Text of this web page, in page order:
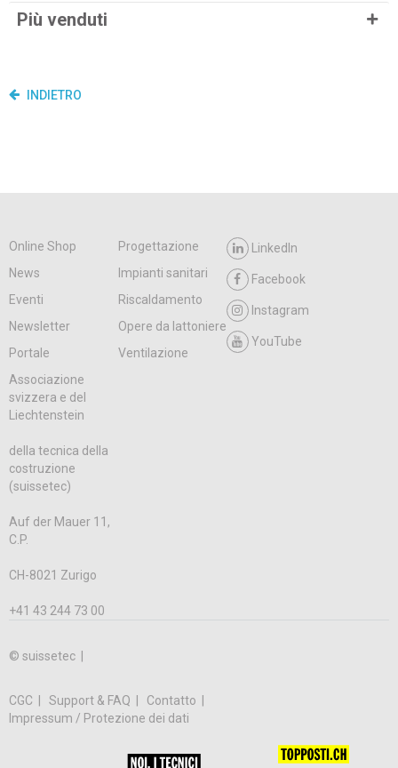
Più venduti
INDIETRO
Online Shop
Progettazione
News
Impianti sanitari
Eventi
Riscaldamento
Newsletter
Opere da lattoniere
Portale
Ventilazione
LinkedIn
Facebook
Instagram
YouTube
Associazione
svizzera e del
Liechtenstein
della tecnica della
costruzione
(suissetec)
Auf der Mauer 11,
C.P.
CH-8021 Zurigo
+41 43 244 73 00
© suissetec |
CGC Support & FAQ
Contatto
Impressum / Protezione dei dati